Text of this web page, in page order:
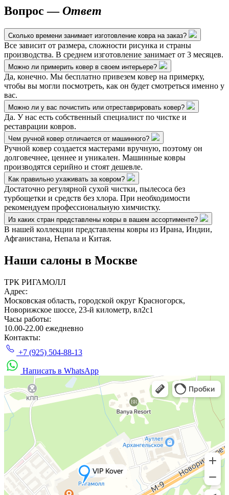
Вопрос —Ответ
Сколько времени занимает изготовление ковра на заказ?
Все зависит от размера, сложности рисунка и страны
производства. В среднем изготовление занимает от 3 месяцев.
Можно ли примерить ковер в своем интерьере?
Да, конечно. Мы бесплатно привезем ковер на примерку,
чтобы вы могли посмотреть, как он будет смотреться именно у
вас.
Можно ли у вас почистить или отреставрировать ковер?
Да. У нас есть собственный специалист по чистке и
реставрации ковров.
Чем ручной ковер отличается от машинного?
Ручной ковер создается мастерами вручную, поэтому он
долговечнее, ценнее и уникален. Машинные ковры
производятся серийно и стоят дешевле.
Как правильно ухаживать за ковром?
Достаточно регулярной сухой чистки, пылесоса без
турбощетки и средств без хлора. При необходимости
рекомендуем профессиональную химчистку.
Из каких стран представлены ковры в вашем ассортименте?
В нашей коллекции представлены ковры из Ирана, Индии,
Афганистана, Непала и Китая.
Наши салоны в Москве
ТРК РИГАМОЛЛ
Адрес:
Московская область, городской округ Красногорск,
Новорижское шоссе, 23-й километр, вл2с1
Часы работы:
10.00-22.00 ежедневно
Контакты:
+7 (925) 504-88-13
Написать в WhatsApp